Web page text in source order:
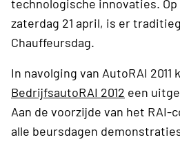
technologische innovaties.
zaterdag 21 april, is er
Chauffeursdag.
In navolging van AutoRAI 2011
BedrijfsautoRAI 2012 een
Aan de voorzijde van het RAI-
alle beursdagen